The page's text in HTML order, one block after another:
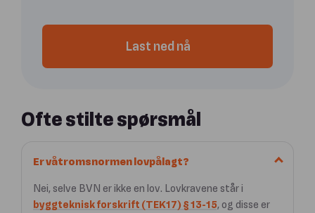
Last ned nå
Ofte stilte spørsmål
Er våtromsnormen lovpålagt?
Nei, selve BVN er ikke en lov. Lovkravene står i
byggteknisk forskrift (TEK17) § 13-15, og disse er